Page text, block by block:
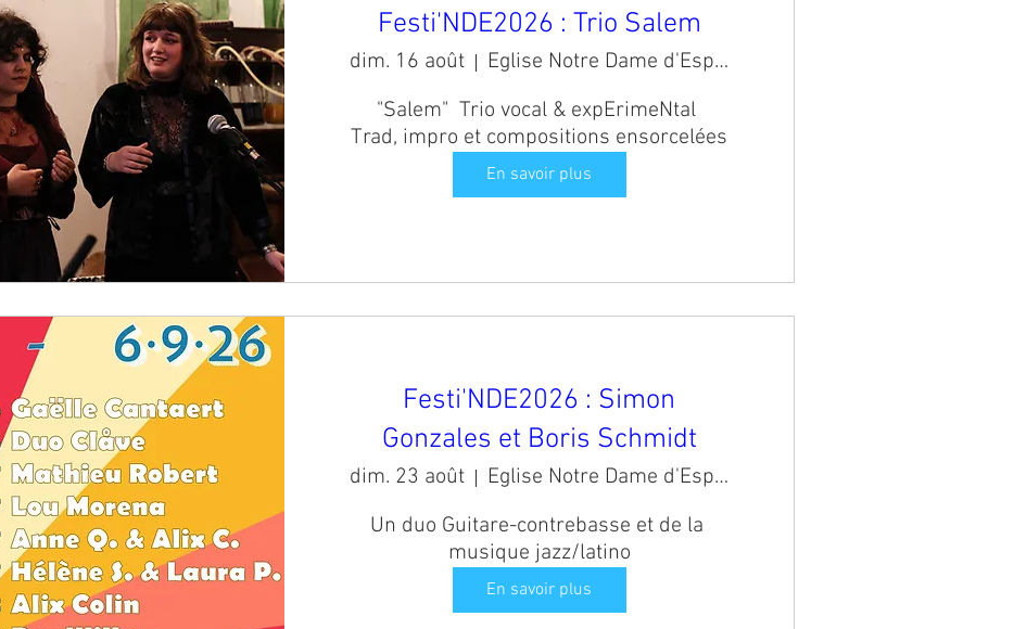
Festi'NDE2026 : Trio Salem
dim. 16 août
Eglise Notre Dame d'Espérence
"Salem"  Trio vocal & expErimeNtal
Trad, impro et compositions ensorcelées
En savoir plus
Festi'NDE2026 : Simon
Gonzales et Boris Schmidt
dim. 23 août
Eglise Notre Dame d'Espérence
Un duo Guitare-contrebasse et de la
musique jazz/latino
En savoir plus